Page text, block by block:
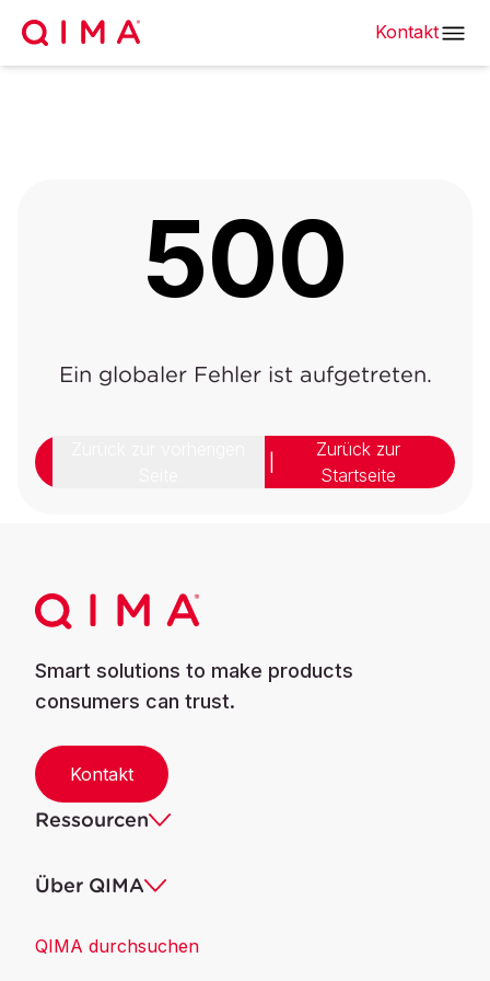
Kontakt
500
Ein globaler Fehler ist aufgetreten.
Zurück zur
Startseite
Smart solutions to make products
consumers can trust.
Kontakt
Ressourcen
Über QIMA
QIMA durchsuchen